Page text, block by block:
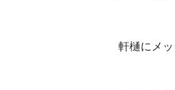
軒樋にメ